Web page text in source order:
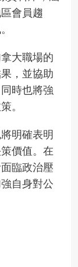
會員趨
大職場的
，並協助
時也將強
。
明確表明
價值。在
臨政治壓
自身對公